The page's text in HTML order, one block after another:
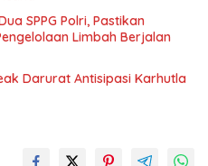
SPPG Polri, Pastikan
Limbah Berjalan
Darurat Antisipasi Karhutla